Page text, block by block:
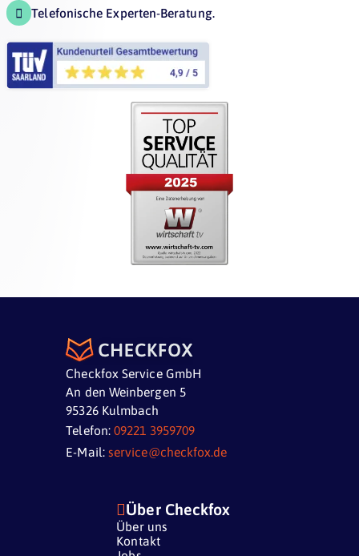
 Telefonische Experten-Beratung.
Checkfox Service GmbH
An den Weinbergen 5
95326 Kulmbach
Telefon:09221 3959709
E-Mail: service@checkfox.de
Über Checkfox
Über uns
Kontakt